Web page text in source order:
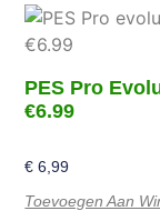
PES Pro
€6.99
€ 6,99
Toevoegen Aan